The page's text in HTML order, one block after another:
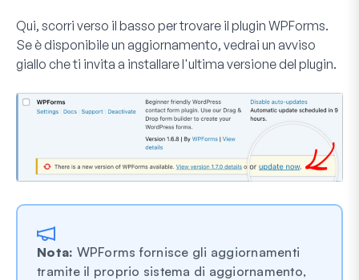
Qui, scorri verso il basso per trovare il plugin WPForms.
Se è disponibile un aggiornamento, vedrai un avviso
giallo che ti invita a installare l'ultima versione del plugin.
Nota: WPForms fornisce gli aggiornamenti
tramite il proprio sistema di aggiornamento,